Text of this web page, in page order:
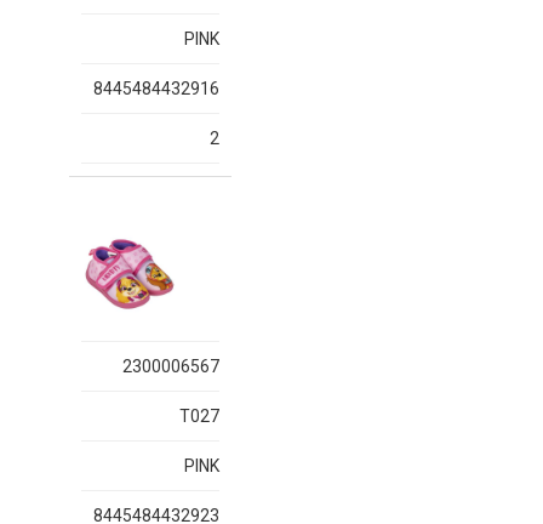
PINK
8445484432916
2
2300006567
T027
PINK
8445484432923